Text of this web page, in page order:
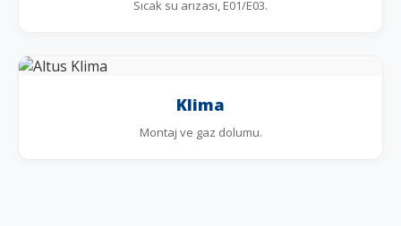
Sıcak su arızası, E01/E03.
Klima
Montaj ve gaz dolumu.